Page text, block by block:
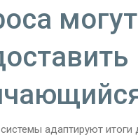
могут
адаптируют итоги